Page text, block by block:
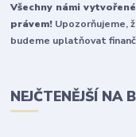
Všechny námi
právem! Upozorňujeme,
budeme uplatňovat
NEJČTENĚJŠÍ NA